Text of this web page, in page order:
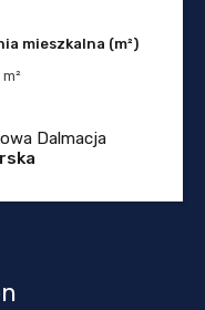
mieszkalna (m²)
m²
Dalmacja